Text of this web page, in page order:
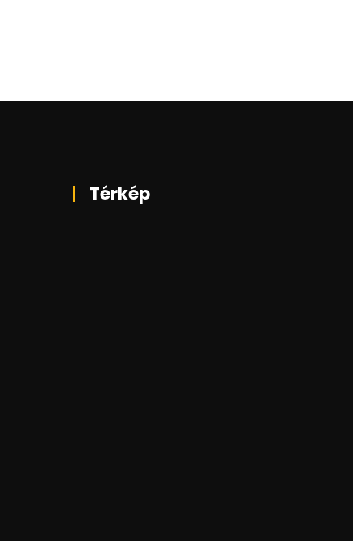
Térkép